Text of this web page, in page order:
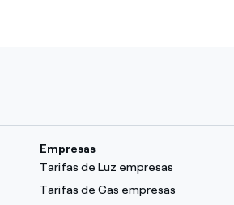
Empresas
Tarifas de Luz empresas
Tarifas de Gas empresas